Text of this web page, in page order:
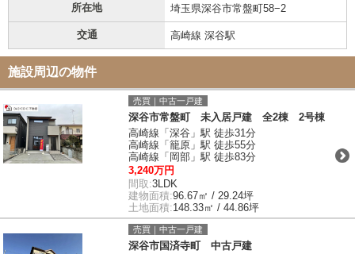
所在地 埼玉県深谷市常盤町58−2
交通 高崎線 深谷駅
施設周辺の物件
売買｜中古一戸建
深谷市常盤町 未入居戸建 全2棟 2号棟
高崎線「深谷」駅 徒歩31分
高崎線「籠原」駅 徒歩55分
高崎線「岡部」駅 徒歩83分
3,240万円
間取:3LDK
建物面積:96.67㎡ / 29.24坪
土地面積:148.33㎡ / 44.86坪
売買｜中古一戸建
深谷市国済寺町 中古戸建